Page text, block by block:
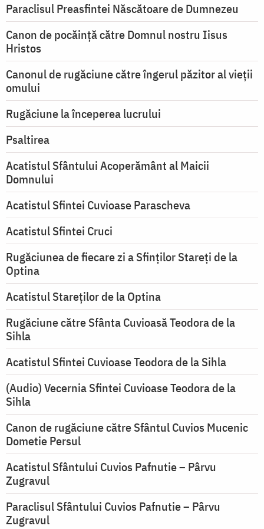
Paraclisul Preasfintei Născătoare de Dumnezeu
Canon de pocăință către Domnul nostru Iisus
Hristos
Canonul de rugăciune către îngerul păzitor al vieții
omului
Rugăciune la începerea lucrului
Psaltirea
Acatistul Sfântului Acoperământ al Maicii
Domnului
Acatistul Sfintei Cuvioase Parascheva
Acatistul Sfintei Cruci
Rugăciunea de fiecare zi a Sfinților Stareți de la
Optina
Acatistul Stareţilor de la Optina
Rugăciune către Sfânta Cuvioasă Teodora de la
Sihla
Acatistul Sfintei Cuvioase Teodora de la Sihla
(Audio) Vecernia Sfintei Cuvioase Teodora de la
Sihla
Canon de rugăciune către Sfântul Cuvios Mucenic
Dometie Persul
Acatistul Sfântului Cuvios Pafnutie – Pârvu
Zugravul
Paraclisul Sfântului Cuvios Pafnutie – Pârvu
Zugravul